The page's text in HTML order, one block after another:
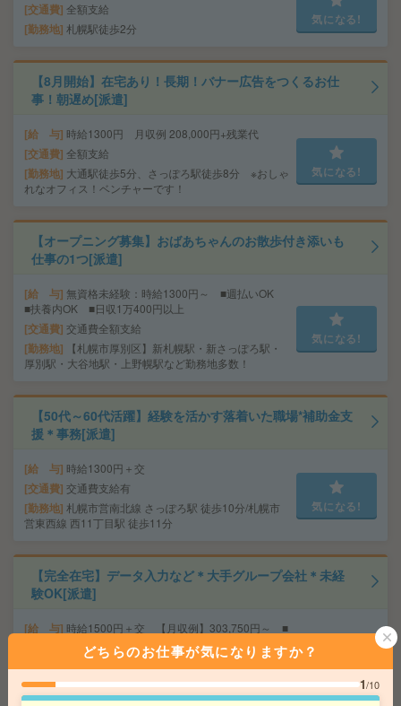
交通費 全額支給
勤務地 札幌駅徒歩2分
気になる!
【8月開始】在宅あり！長期！バナー広告をつくるお仕
事！朝遅め[派遣]
給 与 時給1300円 月収例 208,000円+残業代
交通費 全額支給
勤務地 大通駅徒歩5分、さっぽろ駅徒歩8分 ※おしゃ
れなオフィス！ベンチャーです！
気になる!
【オープニング募集】おばあちゃんのお散歩付き添いも
仕事の1つ[派遣]
給 与 無資格未経験：時給1300円～ ■週払いOK
■扶養内OK ■日収1万400円以上
交通費 交通費全額支給
勤務地
【札幌市厚別区】新札幌駅・新さっぽろ駅・
厚別駅・大谷地駅・上野幌駅など勤務地多数！
気になる!
【50代～60代活躍】経験を活かす落着いた職場*補助金支
援＊事務[派遣]
給 与 時給1300円＋交
交通費 交通費支給有
勤務地 札幌市営南北線 さっぽろ駅 徒歩10分/札幌市
営東西線 西11丁目駅 徒歩11分
気になる!
【完全在宅】データ入力など＊大手グループ会社＊未経
験OK[派遣]
給 与 時給1500円＋交 【月収例】303,750円～ ■
給与の前払いが可能な速払いサービスあり
交通費支給あり
勤務地 北海道札幌市中央区 札幌地下鉄南北線 さっ
ぽろ（札幌市営）駅徒歩3分、函館本線 札幌駅徒歩3分
気になる!
どちらのお仕事が気になりますか？
1/10